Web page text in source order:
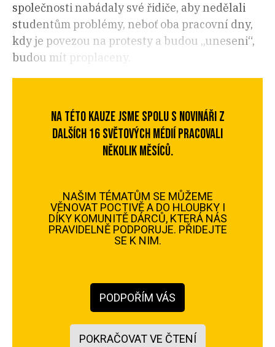
společnosti nabádaly své řidiče, aby nedělali
studentům problémy, neboť oba pracovní dny,
kdy je povezou na protesty a budou „uneseni“,
budou mít proplaceny.
NA TÉTO KAUZE JSME SPOLU S NOVINÁŘI Z
DALŠÍCH 16 SVĚTOVÝCH MÉDIÍ PRACOVALI
NĚKOLIK MĚSÍCŮ.
NAŠIM TÉMATŮM SE MŮŽEME
VĚNOVAT POCTIVĚ A DO HLOUBKY I
DÍKY KOMUNITĚ DÁRCŮ, KTERÁ NÁS
PRAVIDELNĚ PODPORUJE. PŘIDEJTE
SE K NIM.
PODPOŘÍM VÁS
POKRAČOVAT VE ČTENÍ